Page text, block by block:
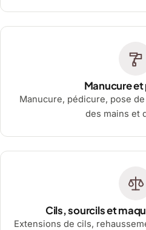
Manucure
Manucure, pédicure, pose
des mains et
Cils, sourcils et
Extensions de cils,